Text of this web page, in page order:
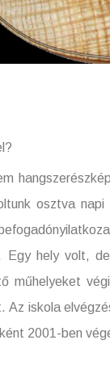
osztva
hely volt,
Az iskola
2001-ben